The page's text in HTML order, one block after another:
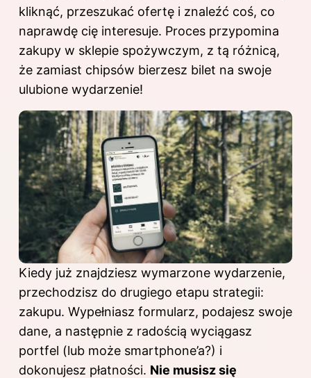
kliknąć, przeszukać ofertę i znaleźć coś, co
naprawdę cię interesuje. Proces przypomina
zakupy w sklepie spożywczym, z tą różnicą,
że zamiast chipsów bierzesz bilet na swoje
ulubione wydarzenie!
Kiedy już znajdziesz wymarzone wydarzenie,
przechodzisz do drugiego etapu strategii:
zakupu. Wypełniasz formularz, podajesz swoje
dane, a następnie z radością wyciągasz
portfel (lub może smartphone’a?) i
dokonujesz płatności. Nie musisz się